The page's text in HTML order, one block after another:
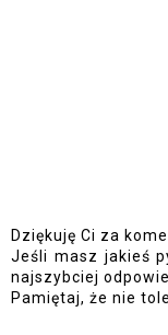
Dziękuję Ci za
Jeśli masz jakieś
najszybciej
Pamiętaj, że nie